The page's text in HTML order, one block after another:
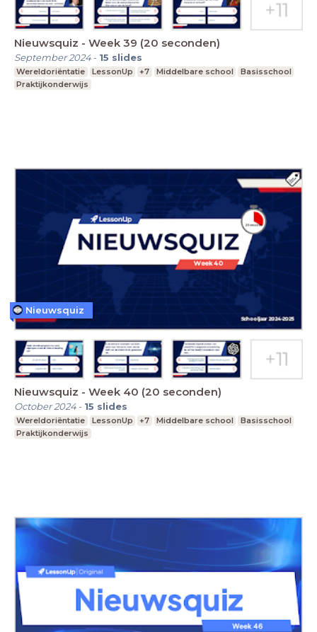
Nieuwsquiz - Week 39 (20 seconden)
September 2024- 15 slides
Wereldoriëntatie LessonUp +7 Middelbare school
Basisschool
Praktijkonderwijs
Nieuwsquiz - Week 40 (20 seconden)
October 2024- 15 slides
Wereldoriëntatie LessonUp +7 Middelbare school
Basisschool
Praktijkonderwijs
Nieuwsquiz